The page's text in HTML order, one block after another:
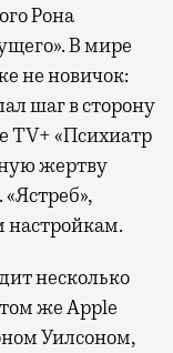
Рона
В мире
не новичок:
шаг в сторону
TV+ «Психиатр
жертву
настройкам.
несколько
же Apple
Уилсоном,